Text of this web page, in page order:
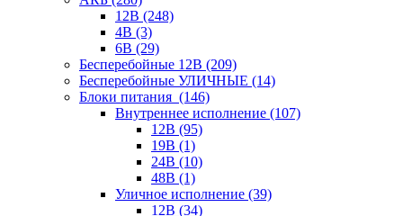
12В (248)
4В (3)
6В (29)
Бесперебойные 12В (209)
Бесперебойные УЛИЧНЫЕ (14)
Блоки питания (146)
Внутреннее исполнение (107)
12В (95)
19В (1)
24В (10)
48В (1)
Уличное исполнение (39)
12В (34)